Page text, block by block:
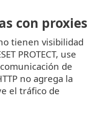
con proxies
tienen visibilidad
PROTECT, use
de
no agrega la
el tráfico de